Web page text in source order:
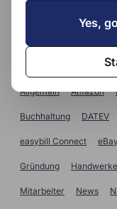
Allgemein Amazon
Buchhaltung DATEV
easybill Connect eBay
Gründung
Mitarbeiter News
Yes,